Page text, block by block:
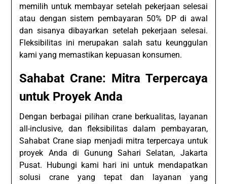
memilih untuk membayar setelah pekerjaan selesai
atau dengan sistem pembayaran 50% DP di awal
dan sisanya dibayarkan setelah pekerjaan selesai.
Fleksibilitas ini merupakan salah satu keunggulan
kami yang memastikan kepuasan konsumen.
Sahabat Crane: Mitra Terpercaya
untuk Proyek Anda
Dengan berbagai pilihan crane berkualitas, layanan
all-inclusive, dan fleksibilitas dalam pembayaran,
Sahabat Crane siap menjadi mitra terpercaya untuk
proyek Anda di Gunung Sahari Selatan, Jakarta
Pusat. Hubungi kami hari ini untuk mendapatkan
solusi crane yang tepat dan layanan yang